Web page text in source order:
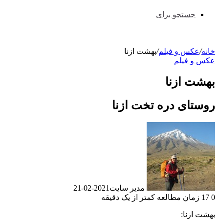
جستجو برای
/عکس و فیلم/بهشت ازنا
و فیلم
ازنا
دره تخت ازنا
مدیر سایت2021-02-21
زمان مطالعه کمتر از یک دقیقه
ازنا: